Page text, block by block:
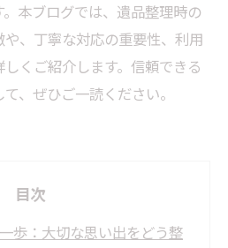
本ブログでは、遺品整理時の
、丁寧な対応の重要性、利用
くご紹介します。信頼できる
、ぜひご一読ください。
目次
歩：大切な思い出をどう整